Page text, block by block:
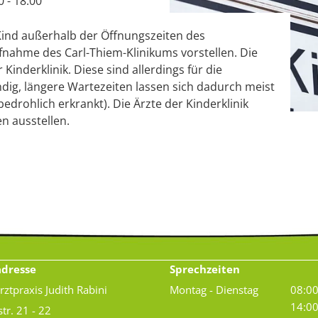
außerhalb der Öffnungszeiten des
des Carl-Thiem-Klinikums vorstellen. Die
Diese sind allerdings für die
längere Wartezeiten lassen sich dadurch meist
erkrankt). Die Ärzte der Kinderklinik
ausstellen.
Judith Rabini
21 - 22
Sprechzeiten
Montag - Dienstag